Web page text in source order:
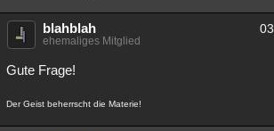
Lesenswert Schlüsselwörter
blahblah
ehemaliges Mitglied
Gute Frage!
Der Geist beherrscht die Materie!